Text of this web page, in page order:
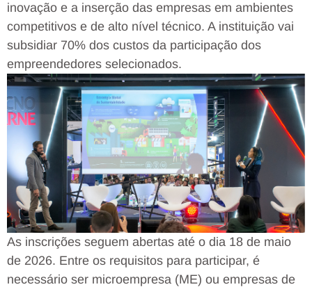
inovação e a inserção das empresas em ambientes
competitivos e de alto nível técnico. A instituição vai
subsidiar 70% dos custos da participação dos
empreendedores selecionados.
As inscrições seguem abertas até o dia 18 de maio
de 2026. Entre os requisitos para participar, é
necessário ser microempresa (ME) ou empresas de